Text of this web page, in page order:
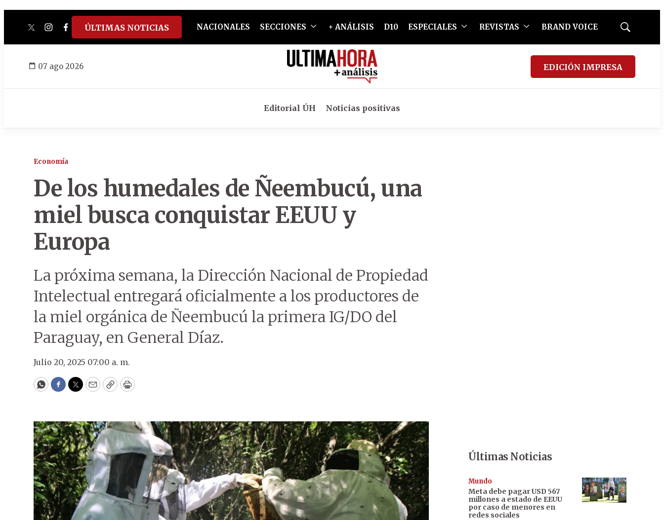
twitterinstagram
facebook
tiktokyoutube
spotify
ÚLTIMAS NOTICIAS NACIONALES SECCIONES + ANÁLISIS D10 ESPECIALES REVISTAS BRAND VOICE
Mostrar
07 ago 2026 EDICIÓN IMPRESA
Editorial ÚH Noticias positivas
Economía
De los humedales de Ñeembucú, una
miel busca conquistar EEUU y
Europa
La próxima semana, la Dirección Nacional de Propiedad
Intelectual entregará oficialmente a los productores de
la miel orgánica de Ñeembucú la primera IG/DO del
Paraguay, en General Díaz.
Julio 20, 2025 07:00 a. m.
WhatsApp
Facebook
Twitter
EmailCopyPrint
Últimas Noticias
Mundo
Meta debe pagar USD 567
millones a estado de EEUU
por caso de menores en
redes sociales